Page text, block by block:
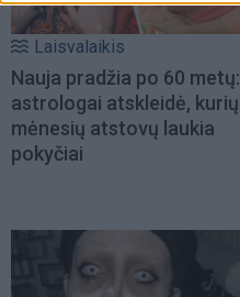
Laisvalaikis
Nauja pradžia po 60 metų:
astrologai atskleidė, kurių
mėnesių atstovų laukia
pokyčiai